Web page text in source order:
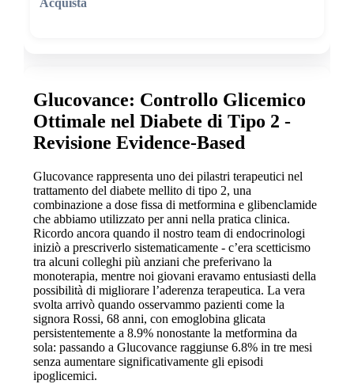
Glucovance: Controllo Glicemico
Ottimale nel Diabete di Tipo 2 -
Revisione Evidence-Based
Glucovance rappresenta uno dei pilastri terapeutici nel
trattamento del diabete mellito di tipo 2, una
combinazione a dose fissa di metformina e glibenclamide
che abbiamo utilizzato per anni nella pratica clinica.
Ricordo ancora quando il nostro team di endocrinologi
iniziò a prescriverlo sistematicamente - c’era scetticismo
tra alcuni colleghi più anziani che preferivano la
monoterapia, mentre noi giovani eravamo entusiasti della
possibilità di migliorare l’aderenza terapeutica. La vera
svolta arrivò quando osservammo pazienti come la
signora Rossi, 68 anni, con emoglobina glicata
persistentemente a 8.9% nonostante la metformina da
sola: passando a Glucovance raggiunse 6.8% in tre mesi
senza aumentare significativamente gli episodi
ipoglicemici.